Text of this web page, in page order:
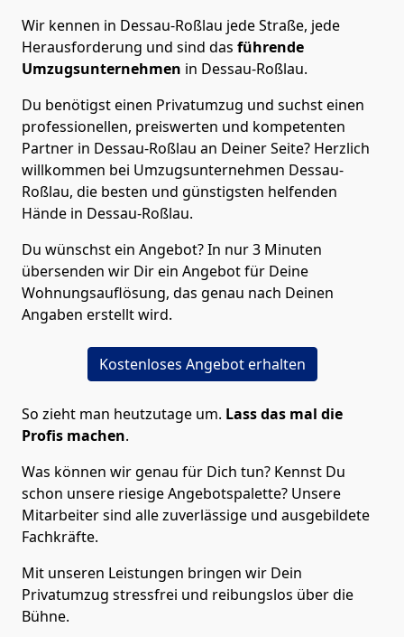
Wir kennen in Dessau-Roßlau jede Straße, jede
Herausforderung und sind das führende
Umzugsunternehmen in Dessau-Roßlau.
Du benötigst einen Privatumzug und suchst einen
professionellen, preiswerten und kompetenten
Partner in Dessau-Roßlau an Deiner Seite? Herzlich
willkommen bei Umzugsunternehmen Dessau-
Roßlau, die besten und günstigsten helfenden
Hände in Dessau-Roßlau.
Du wünschst ein Angebot? In nur 3 Minuten
übersenden wir Dir ein Angebot für Deine
Wohnungsauflösung, das genau nach Deinen
Angaben erstellt wird.
Kostenloses Angebot erhalten
So zieht man heutzutage um. Lass das mal die
Profis machen.
Was können wir genau für Dich tun? Kennst Du
schon unsere riesige Angebotspalette? Unsere
Mitarbeiter sind alle zuverlässige und ausgebildete
Fachkräfte.
Mit unseren Leistungen bringen wir Dein
Privatumzug stressfrei und reibungslos über die
Bühne.